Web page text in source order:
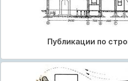
Публикации по